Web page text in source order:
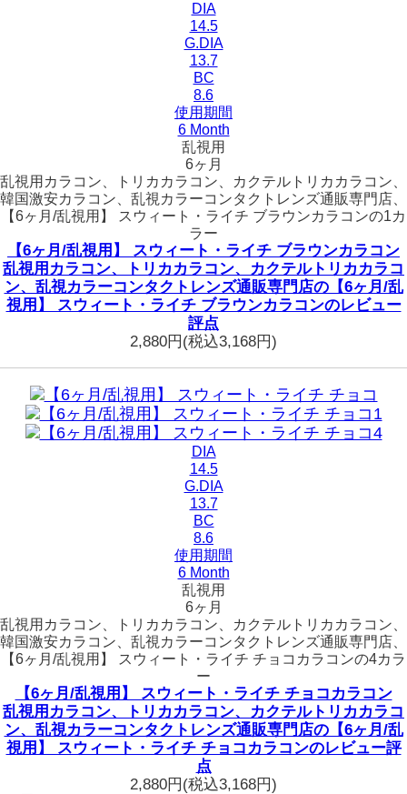
DIA
14.5
G.DIA
13.7
BC
8.6
使用期間
6 Month
乱視用
6ヶ月
乱視用カラコン、トリカカラコン、カクテルトリカカラコン、
韓国激安カラコン、乱視カラーコンタクトレンズ通販専門店、
【6ヶ月/乱視用】 スウィート・ライチ ブラウンカラコンの1カ
ラー
【6ヶ月/乱視用】 スウィート・ライチ ブラウンカラコン
乱視用カラコン、トリカカラコン、カクテルトリカカラコ
ン、乱視カラーコンタクトレンズ通販専門店の【6ヶ月/乱
視用】 スウィート・ライチ ブラウンカラコンのレビュー
評点
2,880円 (税込3,168円)
DIA
14.5
G.DIA
13.7
BC
8.6
使用期間
6 Month
乱視用
6ヶ月
乱視用カラコン、トリカカラコン、カクテルトリカカラコン、
韓国激安カラコン、乱視カラーコンタクトレンズ通販専門店、
【6ヶ月/乱視用】 スウィート・ライチ チョコカラコンの4カラ
ー
【6ヶ月/乱視用】 スウィート・ライチ チョコカラコン
乱視用カラコン、トリカカラコン、カクテルトリカカラコ
ン、乱視カラーコンタクトレンズ通販専門店の【6ヶ月/乱
視用】 スウィート・ライチ チョコカラコンのレビュー評
点
2,880円 (税込3,168円)